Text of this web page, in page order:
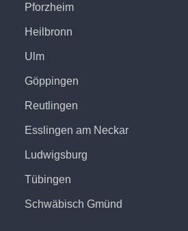
Pforzheim
Heilbronn
Ulm
Göppingen
Reutlingen
Esslingen am Neckar
Ludwigsburg
Tübingen
Schwäbisch Gmünd